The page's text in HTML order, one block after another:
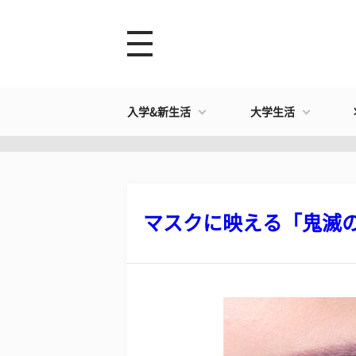
入学&新生活 大学生活
マスクに映える「鬼滅